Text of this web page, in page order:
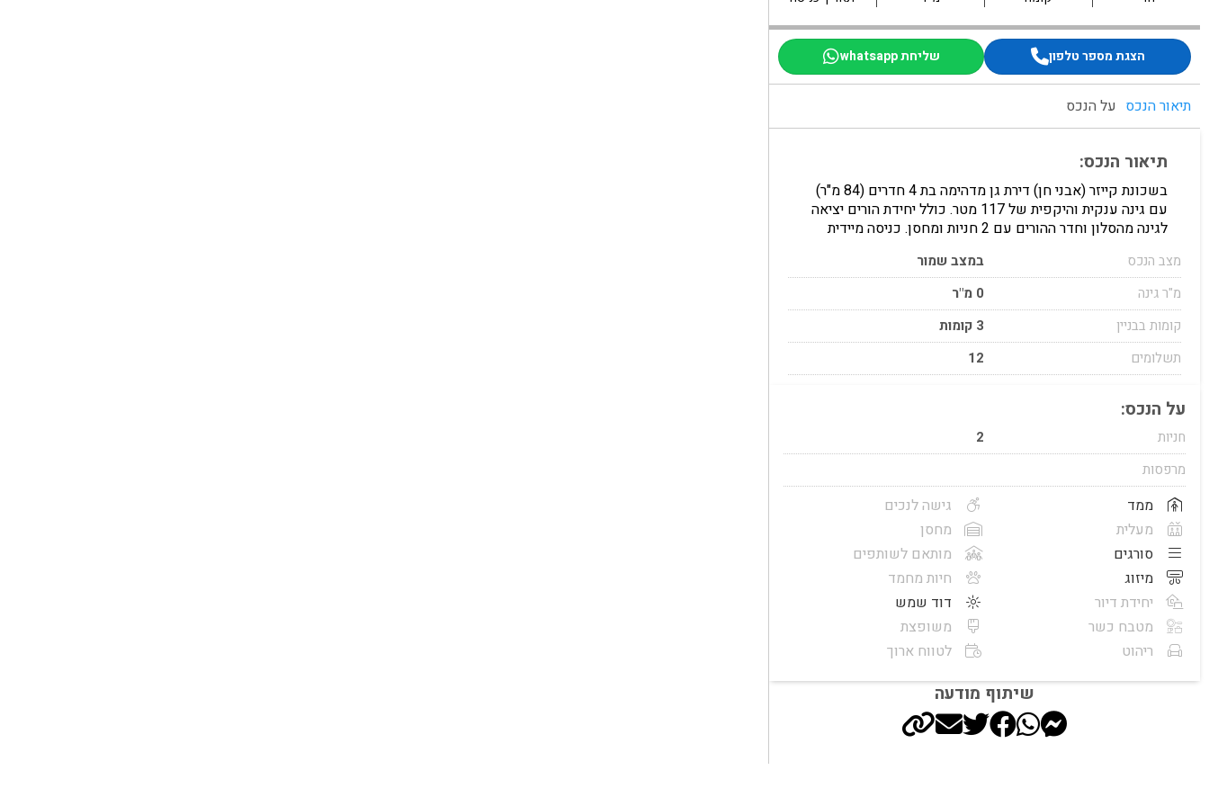
הצגת מספר טלפון שליחת whatsapp
תיאור הנכס על הנכס
תיאור הנכס:
בשכונת קייזר (אבני חן) דירת גן מדהימה בת 4 חדרים (84 מ"ר)
עם גינה ענקית והיקפית של 117 מטר. כולל יחידת הורים יציאה
לגינה מהסלון וחדר ההורים עם 2 חניות ומחסן. כניסה מיידית
מצב הנכס
במצב שמור
מ"ר גינה
0 מ"ר
קומות בבניין
3 קומות
תשלומים
12
על הנכס:
חניות
2
מרפסות
ממד
מעלית
סורגים
מיזוג
יחידת דיור
מטבח כשר
ריהוט
גישה לנכים
מחסן
מותאם לשותפים
חיות מחמד
דוד שמש
משופצת
לטווח ארוך
שיתוף מודעה